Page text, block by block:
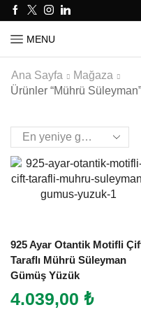
MENU
Ana Sayfa
Mağaza
Ürünler “mührü
925 Ayar Otantik Motifli
Taraflı Mührü Süleyman
Gümüş Yüzük
4.039,00 ₺